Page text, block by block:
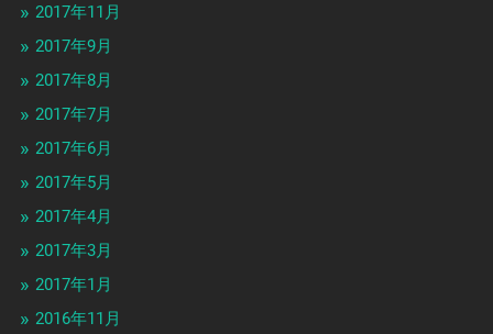
2017年11月
2017年9月
2017年8月
2017年7月
2017年6月
2017年5月
2017年4月
2017年3月
2017年1月
2016年11月